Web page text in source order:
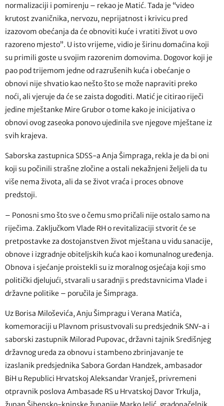
normalizaciji i pomirenju – rekao je Matić. Tada je “video
krutost zvaničnika, nervozu, neprijatnost i krivicu pred
izazovom obećanja da će obnoviti kuće i vratiti život u ovo
razoreno mjesto”. U isto vrijeme, vidio je širinu domaćina koji
su primili goste u svojim razorenim domovima. Dogovor koji je
pao pod trijemom jedne od razrušenih kuća i obećanje o
obnovi nije shvatio kao nešto što se može napraviti preko
noći, ali vjeruje da će se zaista dogoditi. Matić je citirao riječi
jedine mještanke Mire Grubor o tome kako je inicijativa o
obnovi ovog zaseoka ponovo ujedinila sve njegove mještane iz
svih krajeva.
Saborska zastupnica SDSS-a Anja Šimpraga, rekla je da bi oni
koji su počinili strašne zločine a ostali nekažnjeni željeli da tu
više nema života, ali da se život vraća i proces obnove
predstoji.
– Ponosni smo što sve o čemu smo pričali nije ostalo samo na
riječima. Zaključkom Vlade RH o revitalizaciji stvorit će se
pretpostavke za dostojanstven život mještana u vidu sanacije,
obnove i izgradnje obiteljskih kuća kao i komunalnog uređenja.
Obnova i sjećanje proistekli su iz moralnog osjećaja koji smo
politički djelujući, stvarali u saradnji s predstavnicima Vlade i
državne politike – poručila je Šimpraga.
Uz Borisa Miloševića, Anju Šimpragu i Verana Matića,
komemoraciji u Plavnom prisustvovali su predsjednik SNV-a i
saborski zastupnik Milorad Pupovac, državni tajnik Središnjeg
državnog ureda za obnovu i stambeno zbrinjavanje te
izaslanik predsjednika Sabora Gordan Handzek, ambasador
BiH u Republici Hrvatskoj Aleksandar Vranješ, privremeni
otpravnik poslova Ambasade RS u Hrvatskoj Davor Trkulja,